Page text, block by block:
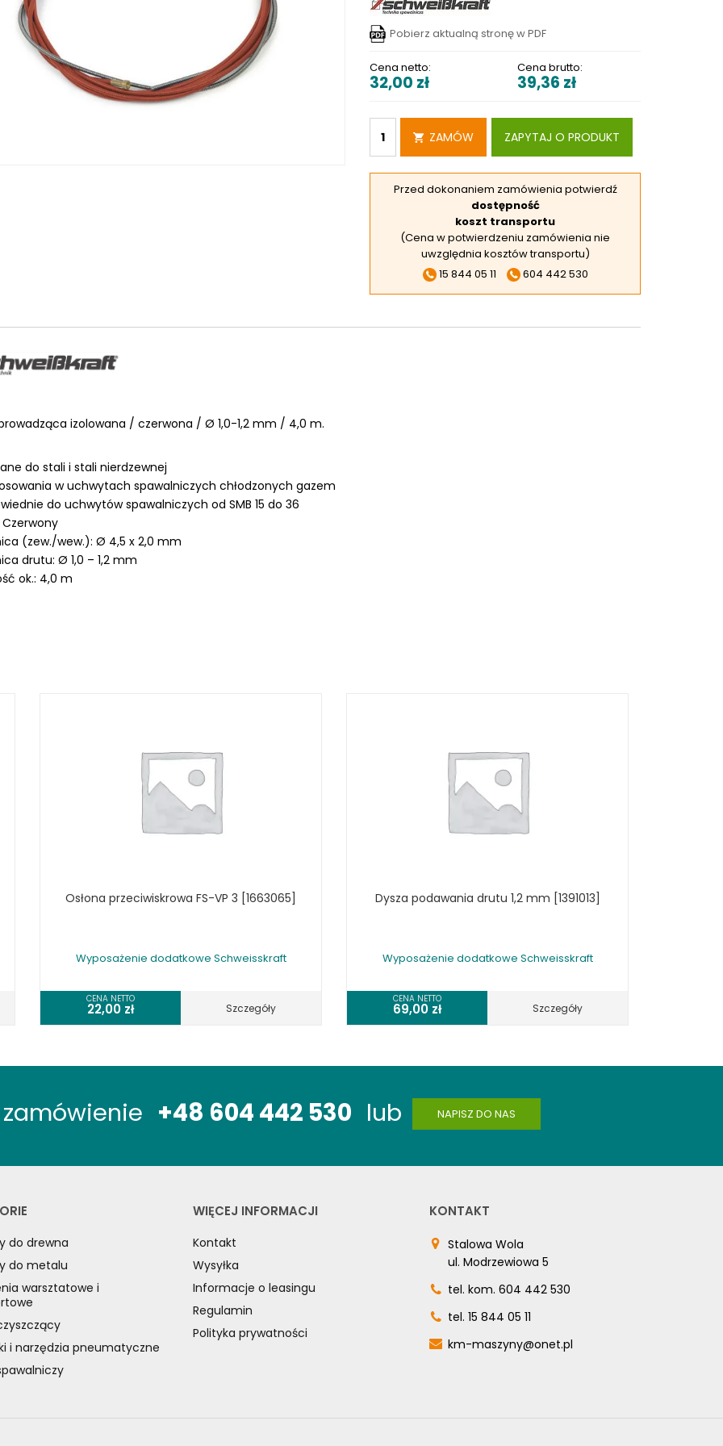
I URZĄDZENIA
WARSZTATOWE UNICRAFT
UNICRAFT
ZABEZPIECZAJĄCE UNICRAFT
STOŁY SZLIFIERSKIE
SZLIFIERKI DO ELEKTROD
UCHWYTY DO OBROTNIKÓW
WYPOSAŻENIE DODATKOWE
Pobierz aktualną stronę w PDF
Cena netto:
32,00 zł
Cena brutto:
39,36 zł
ZAMÓW ZAPYTAJ O PRODUKT
Przed dokonaniem zamówienia potwierdź
dostępność
koszt transportu
(Cena w potwierdzeniu zamówienia nie
uwzględnia kosztów transportu)
15 844 05 11
604 442 530
izolowana / czerwona / Ø 1,0-1,2 mm / 4,0 m.
do stali i stali nierdzewnej
w uchwytach spawalniczych chłodzonych gazem
do uchwytów spawalniczych od SMB 15 do 36
Czerwony
(zew./wew.): Ø 4,5 x 2,0 mm
drutu: Ø 1,0 – 1,2 mm
ok.: 4,0 m
Osłona przeciwiskrowa FS-VP 3 [1663065]
Wyposażenie dodatkowe Schweisskraft
CENA NETTO
22,00 zł Szczegóły
Dysza podawania drutu 1,2 mm [1391013]
Wyposażenie dodatkowe Schweisskraft
CENA NETTO
69,00 zł Szczegóły
zamówienie +48 604 442 530 lub NAPISZ DO NAS
do drewna
do metalu
warsztatowe i
i narzędzia pneumatyczne
WIĘCEJ INFORMACJI
Kontakt
Wysyłka
Informacje o leasingu
Regulamin
Polityka prywatności
KONTAKT
Stalowa Wola
ul. Modrzewiowa 5
tel. kom. 604 442 530
tel. 15 844 05 11
km-maszyny@onet.pl